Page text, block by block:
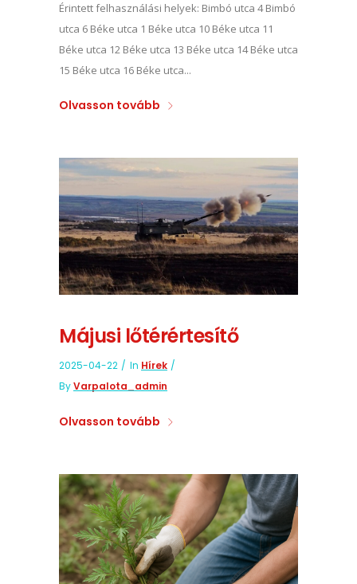
Érintett felhasználási helyek: Bimbó utca 4 Bimbó
utca 6 Béke utca 1 Béke utca 10 Béke utca 11
Béke utca 12 Béke utca 13 Béke utca 14 Béke utca
15 Béke utca 16 Béke utca...
Olvasson tovább
Májusi lőtérértesítő
2025-04-22 In Hírek
ByVarpalota_admin
Olvasson tovább